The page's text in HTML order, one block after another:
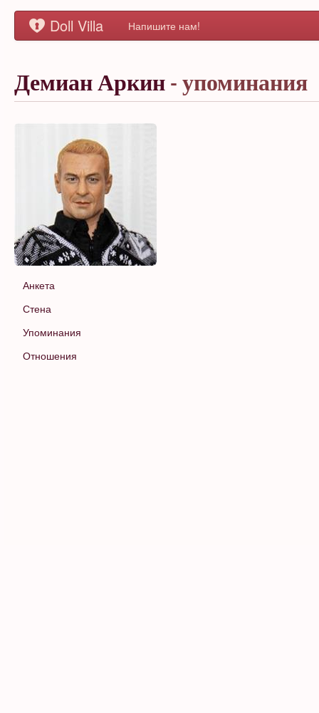
Doll Villa Напишите нам!
Демиан Аркин - упоминания
Анкета
Стена
Упоминания
Отношения